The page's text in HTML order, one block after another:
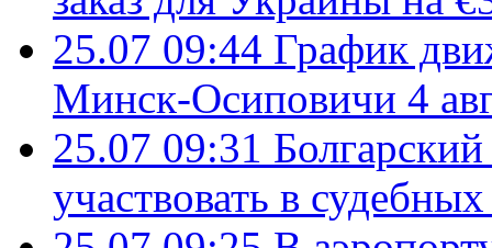
25.07 09:44 График
Минск-Осиповичи 4
25.07 09:31
участвовать в